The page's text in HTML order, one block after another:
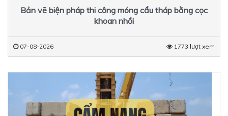
Bản vẽ biện pháp thi công móng cẩu tháp bằng cọc
khoan nhồi
07-08-2026 1773 lượt xem